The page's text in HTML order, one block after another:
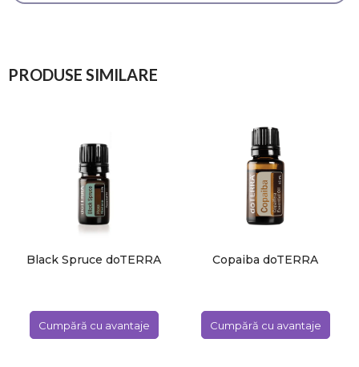
PRODUSE SIMILARE
Black Spruce doTERRA
Cumpără cu avantaje
Copaiba doTERRA
Cumpără cu avantaje